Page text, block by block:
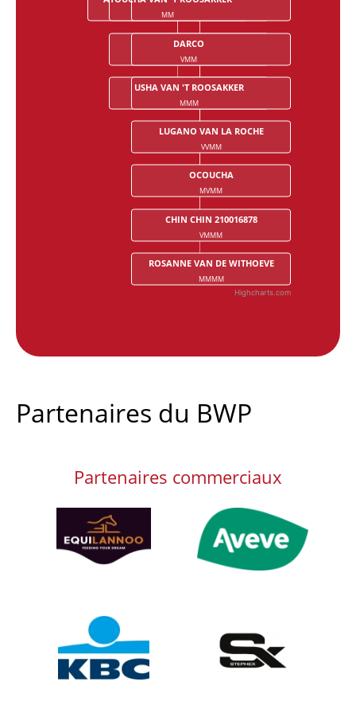
MM
DARCO
VMM
USHA VAN 'T ROOSAKKER
MMM
ELF III
MISS DES CRESLES
LUGANO VAN LA ROCHE
VVMM
OCOUCHA
MVMM
CHIN CHIN 210016878
VMMM
ROSANNE VAN DE WITHOEVE
MMMM
Highcharts.com
Partenaires du BWP
Partenaires commerciaux
Afbeelding Afbeelding
Afbeelding